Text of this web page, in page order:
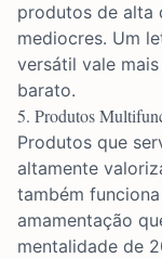
produtos de alta
mediocres. Um
versátil vale
barato.
5. Produtos
Produtos que
altamente
também
amamentação
mentalidade de